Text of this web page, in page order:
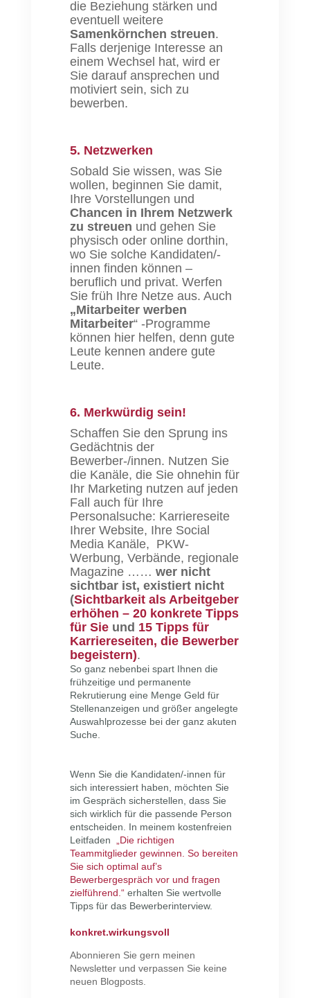
die Beziehung stärken und
eventuell weitere
Samenkörnchen streuen.
Falls derjenige Interesse an
einem Wechsel hat, wird er
Sie darauf ansprechen und
motiviert sein, sich zu
bewerben.
5. Netzwerken
Sobald Sie wissen, was Sie
wollen, beginnen Sie damit,
Ihre Vorstellungen und
Chancen in Ihrem Netzwerk
zu streuen und gehen Sie
physisch oder online dorthin,
wo Sie solche Kandidaten/-
innen finden können –
beruflich und privat. Werfen
Sie früh Ihre Netze aus. Auch
„Mitarbeiter werben
Mitarbeiter“ -Programme
können hier helfen, denn gute
Leute kennen andere gute
Leute.
6. Merkwürdig sein!
Schaffen Sie den Sprung ins
Gedächtnis der
Bewerber-/innen. Nutzen Sie
die Kanäle, die Sie ohnehin für
Ihr Marketing nutzen auf jeden
Fall auch für Ihre
Personalsuche: Karriereseite
Ihrer Website, Ihre Social
Media Kanäle, PKW-
Werbung, Verbände, regionale
Magazine …… wer nicht
sichtbar ist, existiert nicht
(Sichtbarkeit als Arbeitgeber
erhöhen – 20 konkrete Tipps
für Sieund 15 Tipps für
Karriereseiten, die Bewerber
begeistern).
So ganz nebenbei spart Ihnen die
frühzeitige und permanente
Rekrutierung eine Menge Geld für
Stellenanzeigen und größer angelegte
Auswahlprozesse bei der ganz akuten
Suche.
Wenn Sie die Kandidaten/-innen für
sich interessiert haben, möchten Sie
im Gespräch sicherstellen, dass Sie
sich wirklich für die passende Person
entscheiden. In meinem kostenfreien
Leitfaden
„Die richtigen
Teammitglieder gewinnen. So bereiten
Sie sich optimal auf’s
Bewerbergespräch vor und fragen
zielführend.“erhalten Sie wertvolle
Tipps für das Bewerberinterview.
konkret.wirkungsvoll
Abonnieren Sie gern meinen
Newsletter und verpassen Sie keine
neuen Blogposts.